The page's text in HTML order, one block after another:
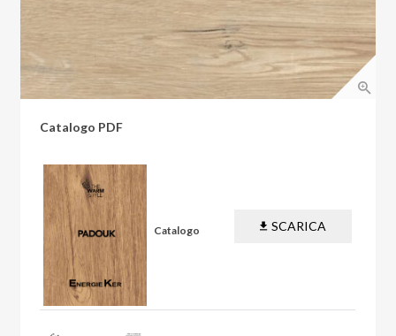
Catalogo PDF
Catalogo SCARICA